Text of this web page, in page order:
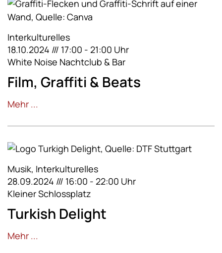
Interkulturelles
18.10.2024 /// 17:00 - 21:00 Uhr
White Noise Nachtclub & Bar
Film, Graffiti & Beats
Mehr ...
Musik, Interkulturelles
28.09.2024 /// 16:00 - 22:00 Uhr
Kleiner Schlossplatz
Turkish Delight
Mehr ...